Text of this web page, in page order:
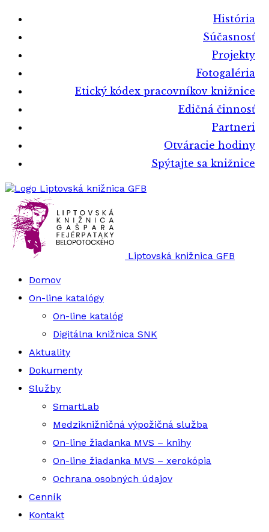
História
Súčasnosť
Projekty
Fotogaléria
Etický kódex pracovníkov knižnice
Edičná činnosť
Partneri
Otváracie hodiny
Spýtajte sa knižnice
Liptovská knižnica GFB
Liptovská knižnica GFB
Domov
On-line katalógy
On-line katalóg
Digitálna knižnica SNK
Aktuality
Dokumenty
Služby
SmartLab
Medziknižničná výpožičná služba
On-line žiadanka MVS – knihy
On-line žiadanka MVS – xerokópia
Ochrana osobných údajov
Cenník
Kontakt